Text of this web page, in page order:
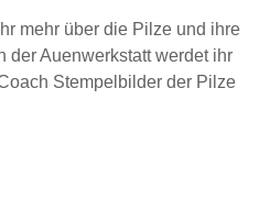
mehr über die Pilze und ihre
der Auenwerkstatt werdet ihr
Stempelbilder der Pilze